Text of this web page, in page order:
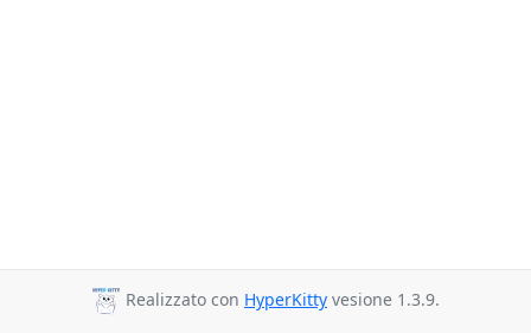
Realizzato con HyperKitty vesione 1.3.9.